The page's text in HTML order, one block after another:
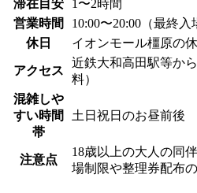
滞在目安
1〜2時間
営業時間
10:00〜20:00（最終入
休日
イオンモール橿原の
アクセス
近鉄大和高田駅等か
料）
混雑しや
すい時間
帯
土日祝日のお昼前後
注意点
18歳以上の大人の同
場制限や整理券配布